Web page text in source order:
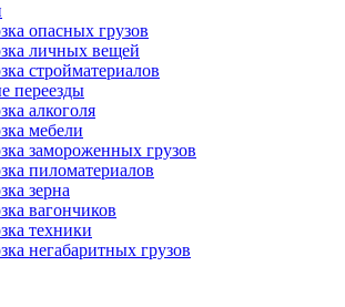
опасных грузов
личных вещей
стройматериалов
переезды
алкоголя
мебели
замороженных грузов
пиломатериалов
зерна
вагончиков
техники
негабаритных грузов